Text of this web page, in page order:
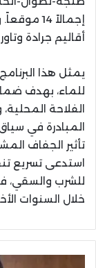
إجمالاً
أقاليم جرادة
يمثل هذا
للماء، بهدف
الفلاحة
المبادرة في
تأثير الجفاف
استدعى تسريع
للشرب والسقي،
خلال السنوات